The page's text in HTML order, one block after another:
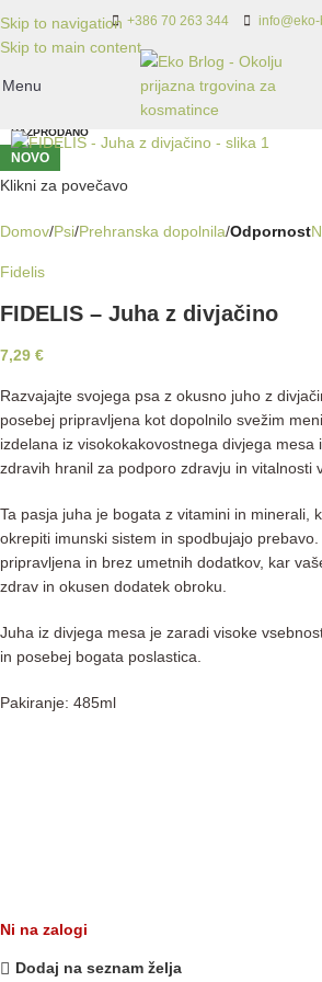
Skip to navigation
Skip to main content
+386 70 263 344
Menu
RAZPRODANO
NOVO
Klikni za povečavo
Domov Psi Prehranska dopolnila Odpornost
Fidelis
FIDELIS – Juha z divjačino
7,29 €
Razvajajte svojega psa z okusno juho z
posebej pripravljena kot dopolnilo svežim
izdelana iz visokokakovostnega divjega mesa
zdravih hranil za podporo zdravju in vitalnosti
Ta pasja juha je bogata z vitamini in minerali,
okrepiti imunski sistem in spodbujajo
pripravljena in brez umetnih dodatkov, kar
zdrav in okusen dodatek obroku.
Juha iz divjega mesa je zaradi visoke
in posebej bogata poslastica.
Pakiranje: 485ml
Ni na zalogi
Dodaj na seznam želja